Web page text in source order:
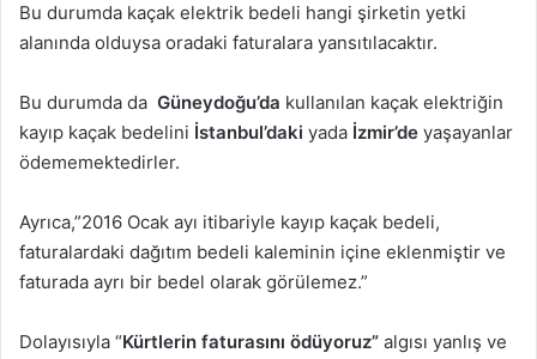
Bu durumda kaçak elektrik bedeli hangi şirketin yetki
alanında olduysa oradaki faturalara yansıtılacaktır.
Bu durumda da Güneydoğu’da kullanılan kaçak elektriğin
kayıp kaçak bedelini İstanbul’daki yada İzmir’de yaşayanlar
ödememektedirler.
Ayrıca,”2016 Ocak ayı itibariyle kayıp kaçak bedeli,
faturalardaki dağıtım bedeli kaleminin içine eklenmiştir ve
faturada ayrı bir bedel olarak görülemez.”
Dolayısıyla “Kürtlerin faturasını ödüyoruz” algısı yanlış ve